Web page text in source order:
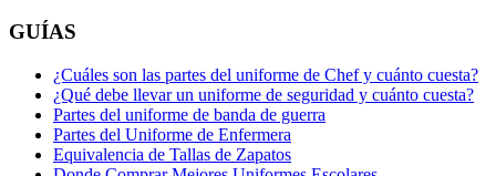
GUÍAS
¿Cuáles son las partes del uniforme de Chef y cuánto cuesta?
¿Qué debe llevar un uniforme de seguridad y cuánto cuesta?
Partes del uniforme de banda de guerra
Partes del Uniforme de Enfermera
Equivalencia de Tallas de Zapatos